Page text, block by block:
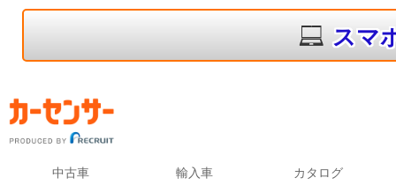
スマ
中古車 輸入車 カタログ